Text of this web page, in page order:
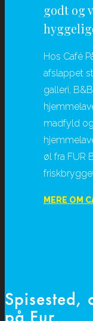
godt og
Hos Café
afslappet
galleri,
madfyld
øl fra FUR
MERE OM
Spisested,